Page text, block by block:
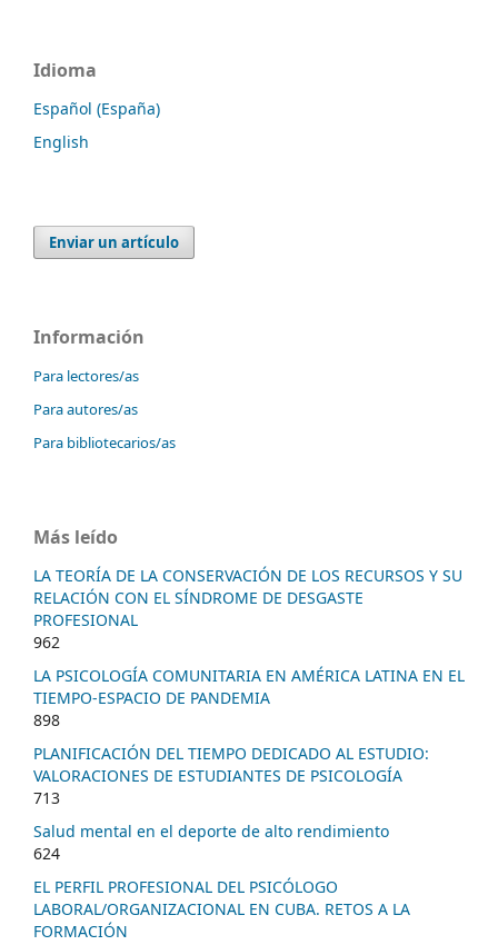
Idioma
Español (España)
English
Enviar un artículo
Información
Para lectores/as
Para autores/as
Para bibliotecarios/as
Más leído
LA TEORÍA DE LA CONSERVACIÓN DE LOS RECURSOS Y SU
RELACIÓN CON EL SÍNDROME DE DESGASTE
PROFESIONAL
962
LA PSICOLOGÍA COMUNITARIA EN AMÉRICA LATINA EN EL
TIEMPO-ESPACIO DE PANDEMIA
898
PLANIFICACIÓN DEL TIEMPO DEDICADO AL ESTUDIO:
VALORACIONES DE ESTUDIANTES DE PSICOLOGÍA
713
Salud mental en el deporte de alto rendimiento
624
EL PERFIL PROFESIONAL DEL PSICÓLOGO
LABORAL/ORGANIZACIONAL EN CUBA. RETOS A LA
FORMACIÓN